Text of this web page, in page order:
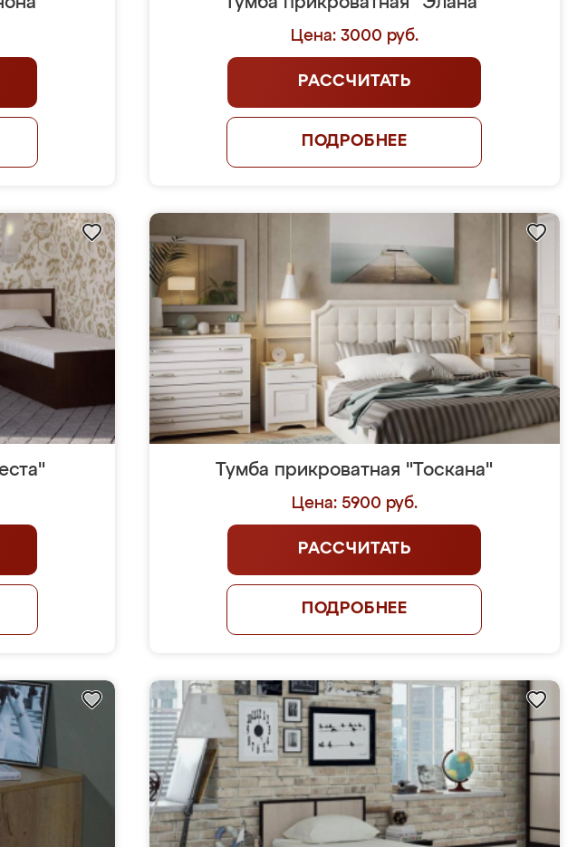
Цена: 3000 руб.
РАССЧИТАТЬ
ПОДРОБНЕЕ
Тумба прикроватная "Тоскана"
Цена: 5900 руб.
РАССЧИТАТЬ
ПОДРОБНЕЕ